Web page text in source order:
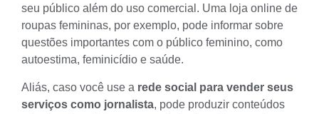
seu público além do uso comercial. Uma loja online de
roupas femininas, por exemplo, pode informar sobre
questões importantes com o público feminino, como
autoestima, feminicídio e saúde.
Aliás, caso você use a rede social para vender seus
serviços como jornalista, pode produzir conteúdos